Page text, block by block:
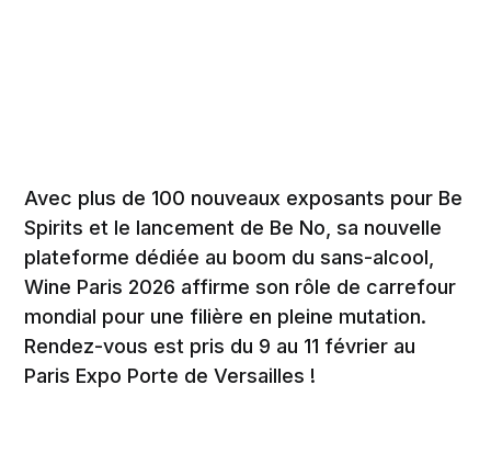
Avec plus de 100 nouveaux exposants pour Be
Spirits et le lancement de Be No, sa nouvelle
plateforme dédiée au boom du sans-alcool,
Wine Paris 2026 affirme son rôle de carrefour
mondial pour une filière en pleine mutation.
Rendez-vous est pris du 9 au 11 février au
Paris Expo Porte de Versailles !